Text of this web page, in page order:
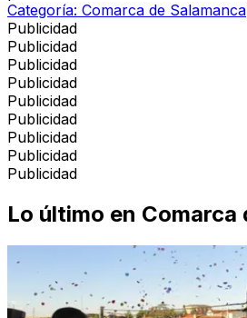
Categoría: Comarca de Salamanca
Publicidad
Publicidad
Publicidad
Publicidad
Publicidad
Publicidad
Publicidad
Publicidad
Publicidad
Lo último en Comarca